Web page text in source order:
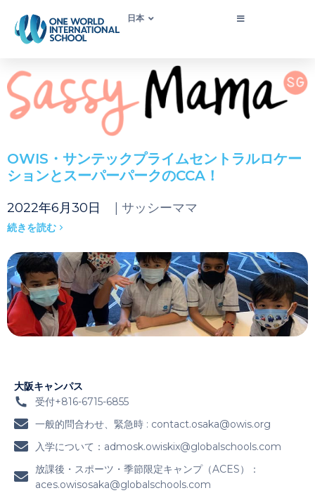
日本
OWIS・サンテックプライムセントラルロケー
ションとスーパーパークのCCA！
2022年6月30日 | サッシーママ
続きを読む
大阪キャンパス
受付+816-6715-6855
一般的問合わせ、緊急時 : contact.osaka@owis.org
入学について： admosk.owiskix@globalschools.com
放課後・スポーツ・季節限定キャンプ（ACES）：
aces.owisosaka@globalschools.com